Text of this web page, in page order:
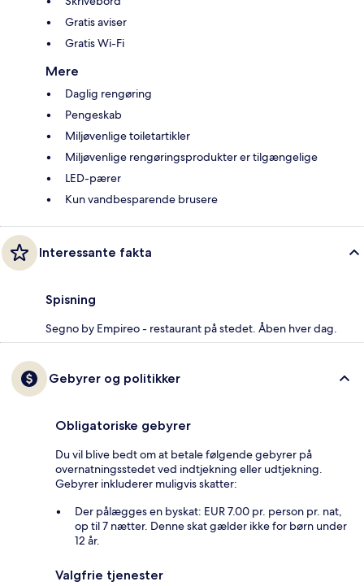
Gratis aviser
Gratis Wi-Fi
Mere
Daglig rengøring
Pengeskab
Miljøvenlige toiletartikler
Miljøvenlige rengøringsprodukter er tilgængelige
LED-pærer
Kun vandbesparende brusere
Interessante fakta
Spisning
Segno by Empireo - restaurant på stedet. Åben hver dag.
Gebyrer og politikker
Obligatoriske gebyrer
Du vil blive bedt om at betale følgende gebyrer på
overnatningsstedet ved indtjekning eller udtjekning.
Gebyrer inkluderer muligvis skatter:
Der pålægges en byskat: EUR 7.00 pr. person pr. nat,
op til 7 nætter. Denne skat gælder ikke for børn under
12 år.
Valgfrie tjenester